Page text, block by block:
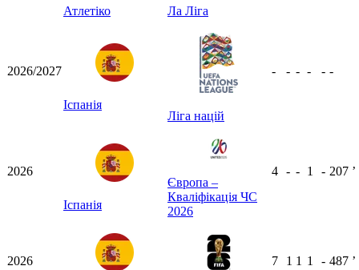
Атлетіко Ла Ліга
2026/2027
Іспанія
Ліга націй
- - - - - -
2026
Іспанія
Європа –
Кваліфікація ЧС
2026
4 - - 1 - 207 ʼ
2026 7 1 1 1 - 487 ʼ